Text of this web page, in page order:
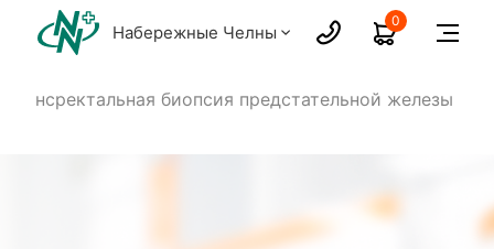
Набережные Челны
0
биопсия предстательной железы